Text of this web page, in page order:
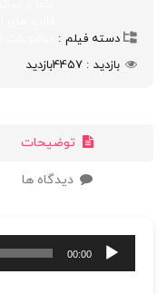
دسته فیلم
بازدید
4457بازدید
توضیحات
دیدگاه ها
پخش‌کننده
صوت
00:00